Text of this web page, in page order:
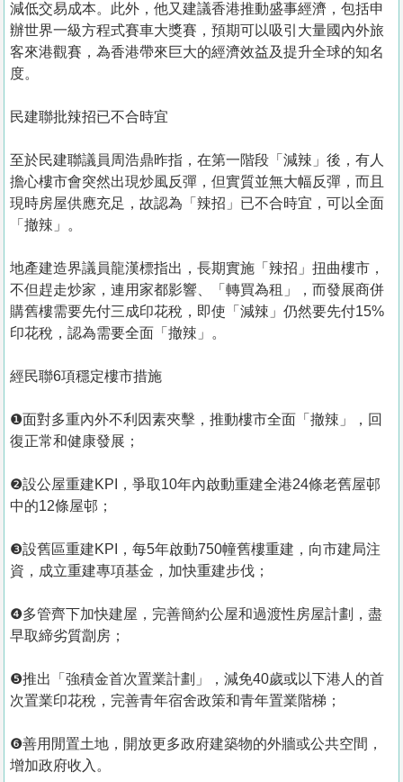
減低交易成本。此外，他又建議香港推動盛事經濟，包括申
辦世界一級方程式賽車大獎賽，預期可以吸引大量國內外旅
客來港觀賽，為香港帶來巨大的經濟效益及提升全球的知名
度。
民建聯批辣招已不合時宜
至於民建聯議員周浩鼎昨指，在第一階段「減辣」後，有人
擔心樓市會突然出現炒風反彈，但實質並無大幅反彈，而且
現時房屋供應充足，故認為「辣招」已不合時宜，可以全面
「撤辣」。
地產建造界議員龍漢標指出，長期實施「辣招」扭曲樓市，
不但趕走炒家，連用家都影響、「轉買為租」，而發展商併
購舊樓需要先付三成印花稅，即使「減辣」仍然要先付15%
印花稅，認為需要全面「撤辣」。
經民聯6項穩定樓市措施
❶面對多重內外不利因素夾擊，推動樓市全面「撤辣」，回
復正常和健康發展；
❷設公屋重建KPI，爭取10年內啟動重建全港24條老舊屋邨
中的12條屋邨；
❸設舊區重建KPI，每5年啟動750幢舊樓重建，向市建局注
資，成立重建專項基金，加快重建步伐；
❹多管齊下加快建屋，完善簡約公屋和過渡性房屋計劃，盡
早取締劣質劏房；
❺推出「強積金首次置業計劃」，減免40歲或以下港人的首
次置業印花稅，完善青年宿舍政策和青年置業階梯；
❻善用閒置土地，開放更多政府建築物的外牆或公共空間，
增加政府收入。